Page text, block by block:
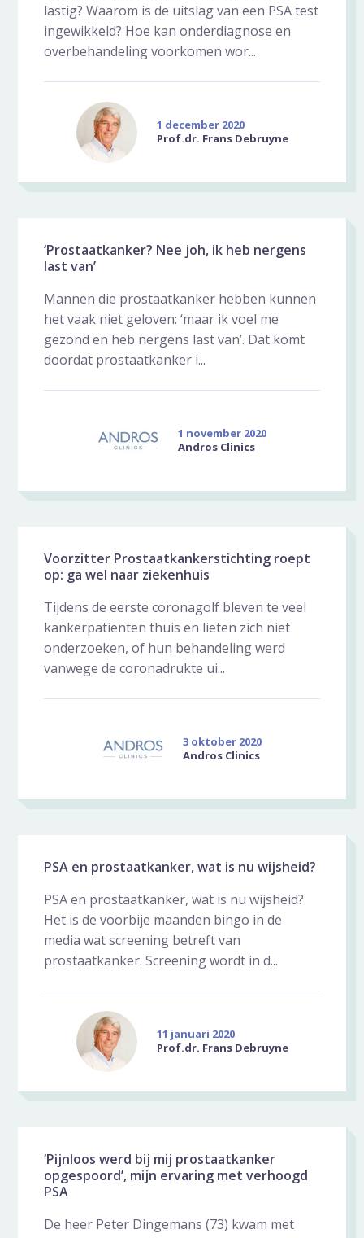
lastig? Waarom is de uitslag van een PSA test
ingewikkeld? Hoe kan onderdiagnose en
overbehandeling voorkomen wor...
1 december 2020
Prof.dr. Frans Debruyne
‘Prostaatkanker? Nee joh, ik heb nergens
last van’
Mannen die prostaatkanker hebben kunnen
het vaak niet geloven: ‘maar ik voel me
gezond en heb nergens last van’. Dat komt
doordat prostaatkanker i...
1 november 2020
Andros Clinics
Voorzitter Prostaatkankerstichting roept
op: ga wel naar ziekenhuis
Tijdens de eerste coronagolf bleven te veel
kankerpatiënten thuis en lieten zich niet
onderzoeken, of hun behandeling werd
vanwege de coronadrukte ui...
3 oktober 2020
Andros Clinics
PSA en prostaatkanker, wat is nu wijsheid?
PSA en prostaatkanker, wat is nu wijsheid?
Het is de voorbije maanden bingo in de
media wat screening betreft van
prostaatkanker. Screening wordt in d...
11 januari 2020
Prof.dr. Frans Debruyne
‘Pijnloos werd bij mij prostaatkanker
opgespoord’, mijn ervaring met verhoogd
PSA
De heer Peter Dingemans (73) kwam met